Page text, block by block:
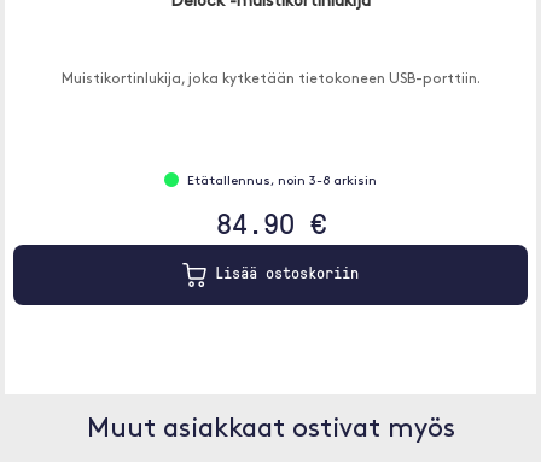
Muistikortinlukija, joka kytketään tietokoneen USB-porttiin.
Etätallennus, noin 3-8 arkisin
84.90 €
Lisää ostoskoriin
Muut asiakkaat ostivat myös